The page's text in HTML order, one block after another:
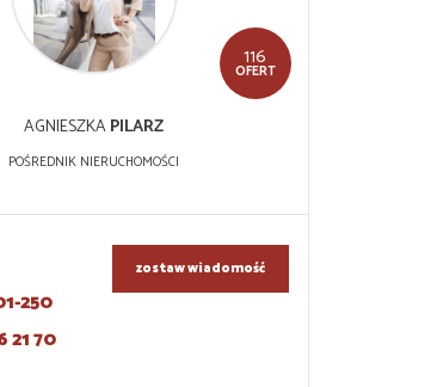
116
OFERT
AGNIESZKAPILARZ
POŚREDNIK NIERUCHOMOŚCI
250
21 70
zostaw wiadomość